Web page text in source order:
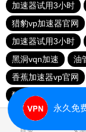
加速器试用3小时
猎豹vp加速器官网
加速器试用3小时
黑洞vqn加速
油
香蕉加速器vp官网
酷通加速器
首页 安
永久免